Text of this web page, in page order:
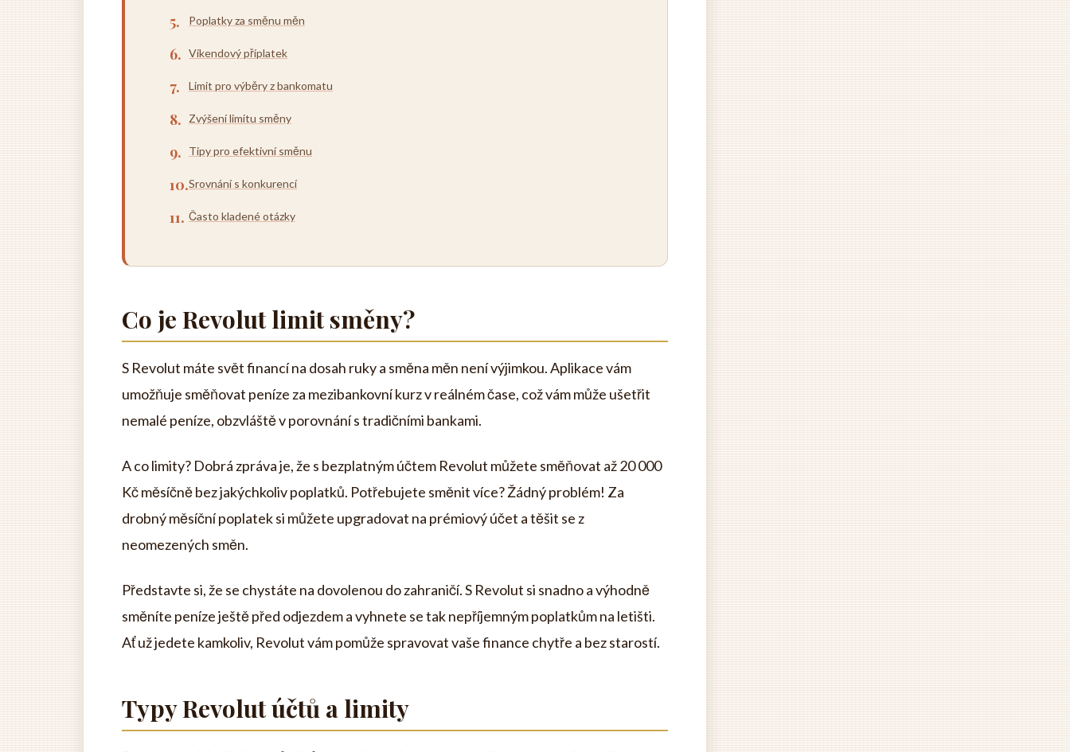
Poplatky za směnu měn
Víkendový příplatek
Limit pro výběry z bankomatu
Zvýšení limitu směny
Tipy pro efektivní směnu
Srovnání s konkurencí
Často kladené otázky
Co je Revolut limit směny?
S Revolut máte svět financí na dosah ruky a směna měn není výjimkou. Aplikace vám
umožňuje směňovat peníze za mezibankovní kurz v reálném čase, což vám může ušetřit
nemalé peníze, obzvláště v porovnání s tradičními bankami.
A co limity? Dobrá zpráva je, že s bezplatným účtem Revolut můžete směňovat až 20 000
Kč měsíčně bez jakýchkoliv poplatků. Potřebujete směnit více? Žádný problém! Za
drobný měsíční poplatek si můžete upgradovat na prémiový účet a těšit se z
neomezených směn.
Představte si, že se chystáte na dovolenou do zahraničí. S Revolut si snadno a výhodně
směníte peníze ještě před odjezdem a vyhnete se tak nepříjemným poplatkům na letišti.
Ať už jedete kamkoliv, Revolut vám pomůže spravovat vaše finance chytře a bez starostí.
Typy Revolut účtů a limity